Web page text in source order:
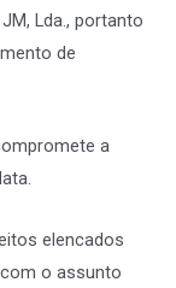
Lda., portanto
de
a
elencados
o assunto